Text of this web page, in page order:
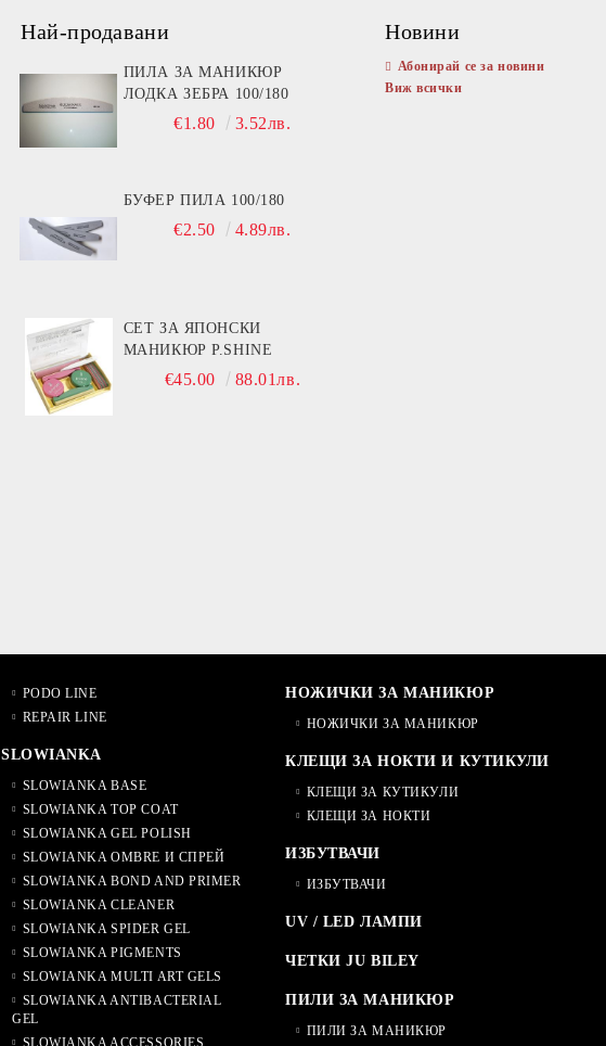
Най-продавани
ПИЛА ЗА МАНИКЮР
ЛОДКА ЗЕБРА 100/180
€1.80 3.52лв.
БУФЕР ПИЛА 100/180
€2.50 4.89лв.
СЕТ ЗА ЯПОНСКИ
МАНИКЮР P.SHINE
€45.00 88.01лв.
Новини
Абонирай се за новини
Виж всички
PODO LINE
REPAIR LINE
SLOWIANKA
SLOWIANKA BASE
SLOWIANKA TOP COAT
SLOWIANKA GEL POLISH
SLOWIANKA OMBRE И СПРЕЙ
SLOWIANKA BOND AND PRIMER
SLOWIANKA CLEANER
SLOWIANKA SPIDER GEL
SLOWIANKA PIGMENTS
SLOWIANKA MULTI ART GELS
SLOWIANKA ANTIBACTERIAL
GEL
SLOWIANKA ACCESSORIES
НОЖИЧКИ ЗА МАНИКЮР
НОЖИЧКИ ЗА МАНИКЮР
КЛЕЩИ ЗА НОКТИ И КУТИКУЛИ
КЛЕЩИ ЗА КУТИКУЛИ
КЛЕЩИ ЗА НОКТИ
ИЗБУТВАЧИ
ИЗБУТВАЧИ
UV / LED ЛАМПИ
ЧЕТКИ JU BILEY
ПИЛИ ЗА МАНИКЮР
ПИЛИ ЗА МАНИКЮР